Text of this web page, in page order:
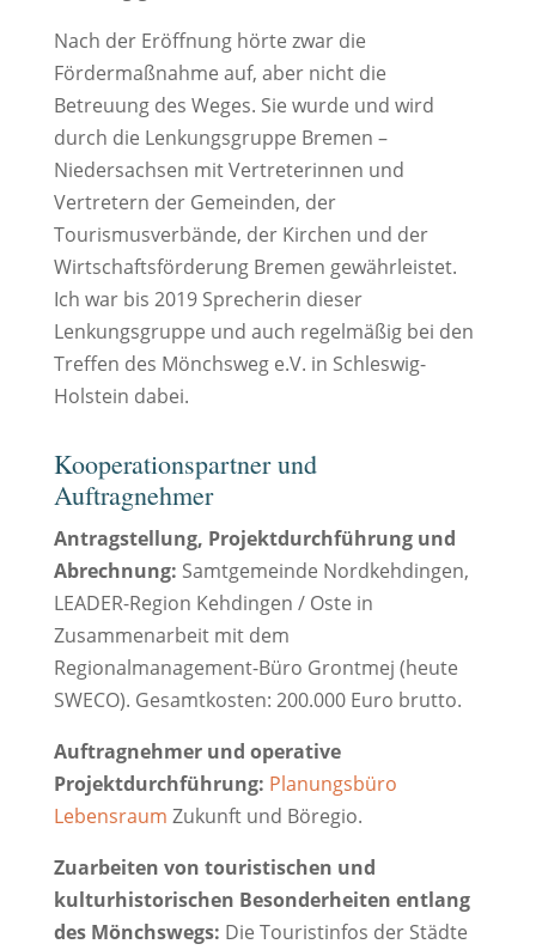
Nach der Eröffnung hörte zwar die
Fördermaßnahme auf, aber nicht die
Betreuung des Weges. Sie wurde und wird
durch die Lenkungsgruppe Bremen –
Niedersachsen mit Vertreterinnen und
Vertretern der Gemeinden, der
Tourismusverbände, der Kirchen und der
Wirtschaftsförderung Bremen gewährleistet.
Ich war bis 2019 Sprecherin dieser
Lenkungsgruppe und auch regelmäßig bei den
Treffen des Mönchsweg e.V. in Schleswig-
Holstein dabei.
Kooperationspartner und
Auftragnehmer
Antragstellung, Projektdurchführung und
Abrechnung: Samtgemeinde Nordkehdingen,
LEADER-Region Kehdingen / Oste in
Zusammenarbeit mit dem
Regionalmanagement-Büro Grontmej (heute
SWECO). Gesamtkosten: 200.000 Euro brutto.
Auftragnehmer und operative
Projektdurchführung: Planungsbüro
Lebensraum Zukunft und Böregio.
Zuarbeiten von touristischen und
kulturhistorischen Besonderheiten entlang
des Mönchswegs: Die Touristinfos der Städte